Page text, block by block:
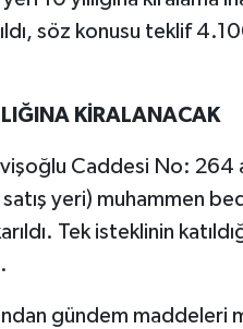
söz konusu teklif
KİRALANACAK
Caddesi No: 264
yeri) muhammen
Tek isteklinin
gündem maddeleri